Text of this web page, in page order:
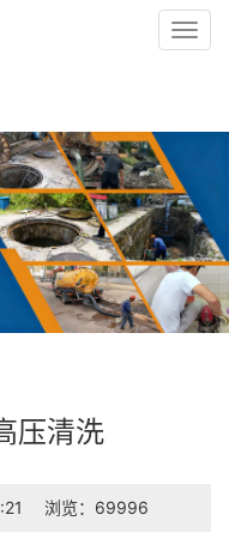
压清洗
浏览：69996